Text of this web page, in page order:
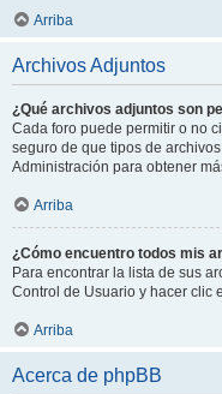
Arriba
Archivos Adjuntos
¿Qué archivos adjuntos son
Cada foro puede permitir o no
seguro de que tipos de
Administración para obtener
Arriba
¿Cómo encuentro todos mis
Para encontrar la lista de sus
Control de Usuario y hacer clic
Arriba
Acerca de phpBB